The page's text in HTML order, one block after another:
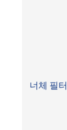
너체 필터